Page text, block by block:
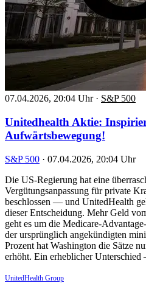
07.04.2026, 20:04 Uhr · S&P 500
Unitedhealth Aktie:
Aufwärtsbewegung!
S&P 500 · 07.04.2026, 20:04 Uhr
Die US-Regierung hat eine
Vergütungsanpassung für private
beschlossen — und UnitedHealth
dieser Entscheidung. Mehr Geld
geht es um die Medicare-
der ursprünglich angekündigten
Prozent hat Washington die Sätze
erhöht. Ein erheblicher
UnitedHealth Group